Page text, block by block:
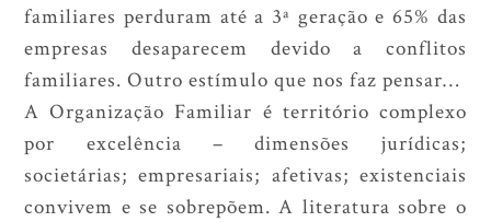
familiares perduram até a 3ª geração e 65% das
empresas desaparecem devido a conflitos
familiares. Outro estímulo que nos faz pensar…
A Organização Familiar é território complexo
por excelência – dimensões jurídicas;
societárias; empresariais; afetivas; existenciais
convivem e se sobrepõem. A literatura sobre o